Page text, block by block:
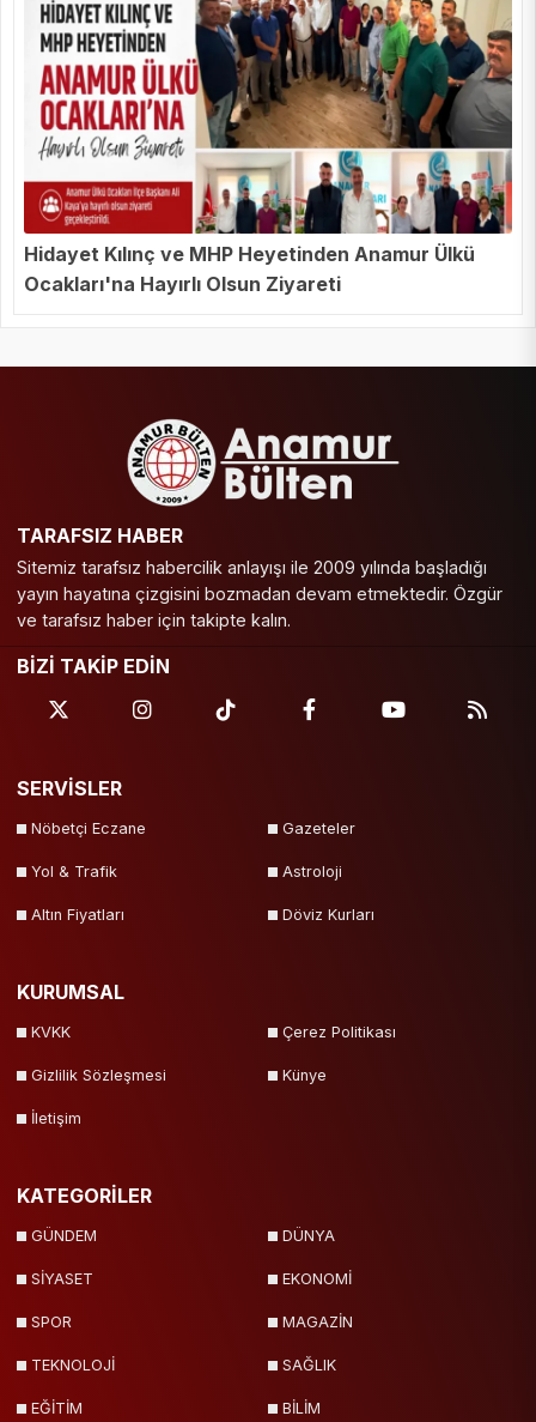
Hidayet Kılınç ve MHP Heyetinden Anamur Ülkü
Ocakları'na Hayırlı Olsun Ziyareti
TARAFSIZ HABER
Sitemiz tarafsız habercilik anlayışı ile 2009 yılında başladığı
yayın hayatına çizgisini bozmadan devam etmektedir. Özgür
ve tarafsız haber için takipte kalın.
BİZİ TAKİP EDİN
SERVİSLER
Nöbetçi Eczane Gazeteler
Yol & Trafik Astroloji
Altın Fiyatları Döviz Kurları
KURUMSAL
KVKK Çerez Politikası
Gizlilik Sözleşmesi Künye
İletişim
KATEGORİLER
GÜNDEM DÜNYA
SİYASET EKONOMİ
SPOR MAGAZİN
TEKNOLOJİ SAĞLIK
EĞİTİM BİLİM